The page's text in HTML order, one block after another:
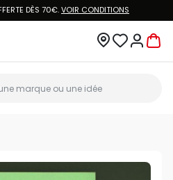
DÈS 70€.VOIR CONDITIONS